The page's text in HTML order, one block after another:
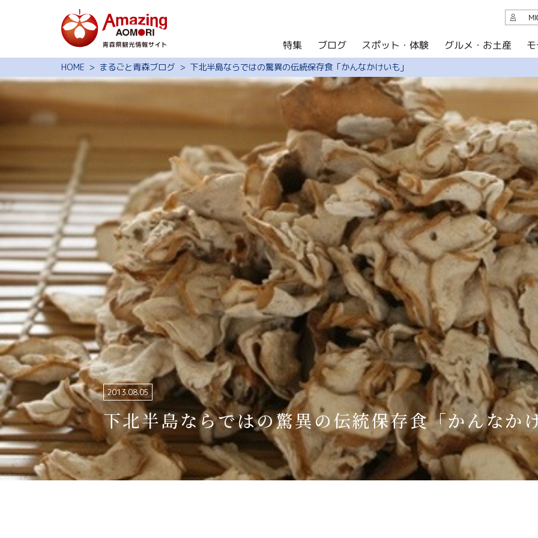
特集
ブログ
スポット・体験
グルメ・お土産
イベント
旅の予約
アクセス
観光ガイド
このサイトについて
サイト内検索
共有
行きたいリスト
写真ライブラリー
動画ライブラリー
パンフレットダウンロード
よくある質問
運営組織について
関連リンク集
Language
日本語
English
繁体中文
简体中文
한국어
MICE・教育・観光事業者の皆様へ
HOME まるごと青森ブログ 下北半島ならではの驚異の伝統保存食「かんなかけいも」
下北半島ならではの驚異の伝統保存食「かんなか
2013.08.05
特集 ブログ スポット・体験 グルメ・お土産